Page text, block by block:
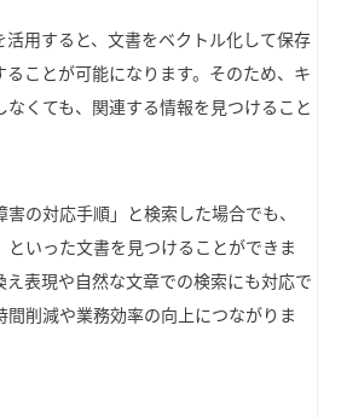
活用すると、文書をベクトル化して保存
ることが可能になります。そのため、キ
くても、関連する情報を見つけること
の対応手順」と検索した場合でも、
といった文書を見つけることができま
え表現や自然な文章での検索にも対応で
間削減や業務効率の向上につながりま